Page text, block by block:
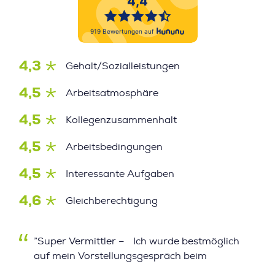
4,3 Gehalt/Sozialleistungen
4,5 Arbeitsatmosphäre
4,5 Kollegenzusammenhalt
4,5 Arbeitsbedingungen
4,5 Interessante Aufgaben
4,6 Gleichberechtigung
”Super Vermittler – Ich wurde bestmöglich
auf mein Vorstellungsgespräch beim